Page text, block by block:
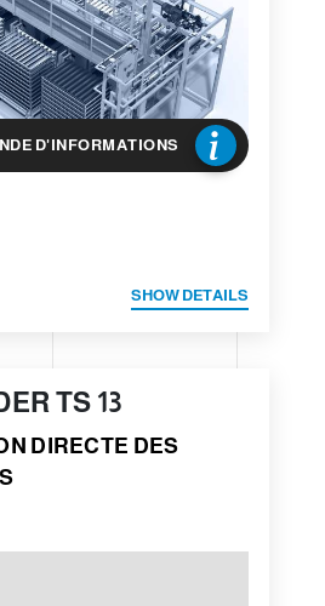
D'INFORMATIONS
SHOW DETAILS
TS 13
DIRECTE DES